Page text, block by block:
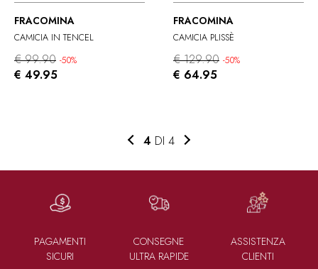
FRACOMINA
CAMICIA IN TENCEL
€ 99.90 -50%
€ 49.95
FRACOMINA
CAMICIA PLISSÈ
€ 129.90 -50%
€ 64.95
4 DI 4
PAGAMENTI
SICURI
CONSEGNE
ULTRA RAPIDE
ASSISTENZA
CLIENTI